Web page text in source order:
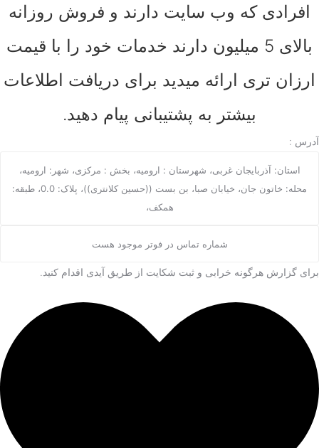
افرادی که وب سایت دارند و فروش روزانه
بالای 5 میلیون دارند خدمات خود را با قیمت
ارزان تری ارائه میدید برای دریافت اطلاعات
بیشتر به پشتیبانی پیام دهید.
آدرس :
استان: آذربایجان غربی، شهرستان : ارومیه، بخش : مرکزی، شهر: ارومیه،
محله: خاتون جان، خیابان صبا، بن بست ((حسین کلانتری))، پلاک: 0.0، طبقه:
همکف،
شماره تماس در فوتر موجود هست
برای گزارش هرگونه خرابی و ثبت شکایت از طریق آیدی اقدام کنید.